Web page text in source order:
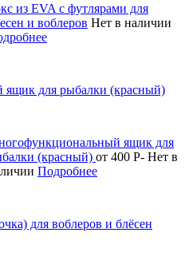
из EVA с футлярами для
и воблеров Нет в наличии
для рыбалки (красный)
ящик для
(красный) от 400 Р- Нет в
Подробнее
для воблеров и блёсен